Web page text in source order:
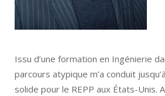
Issu d’une formation en Ingénierie
parcours atypique m’a conduit
solide pour le REPP aux États-Unis.